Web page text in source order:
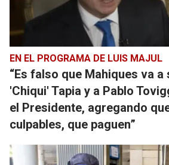
EN EL PROGRAMA DE LUIS MAJUL
“Es falso que Mahiques va
'Chiqui' Tapia y a Pablo
el Presidente, agregando
culpables, que paguen”